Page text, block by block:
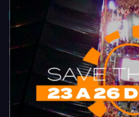
Acompanhe todas as novidades
Fortaleza. Dicas, promoções,